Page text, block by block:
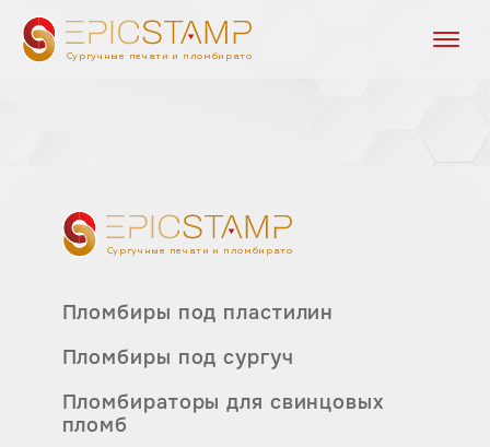
Сургучные печати и пломбираторы
Сургучные печати и пломбираторы
Пломбираторы для свинцовых
пломб
Пломбиры под пластилин
Пломбиры под сургуч